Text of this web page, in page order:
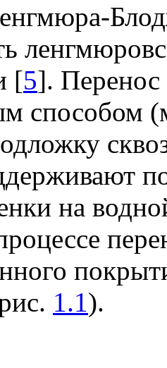
[5].
способом
на
1.1).